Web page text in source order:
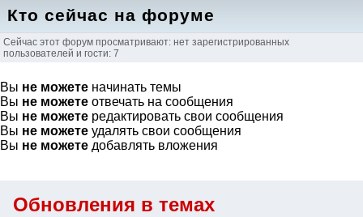
Обновления в темах
Кто сейчас на форуме
Сейчас этот форум просматривают: нет зарегистрированных
пользователей и гости: 7
Вы не можете начинать темы
Вы не можете отвечать на сообщения
Вы не можете редактировать свои сообщения
Вы не можете удалять свои сообщения
Вы не можете добавлять вложения